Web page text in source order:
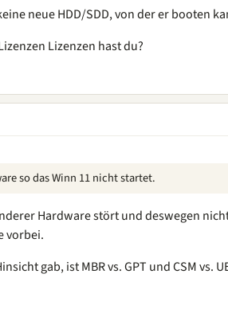
neue HDD/SDD, von der er booten
Lizenzen hast du?
so das Winn 11 nicht startet.
Hardware stört und deswegen
vorbei.
gab, ist MBR vs. GPT und CSM vs.